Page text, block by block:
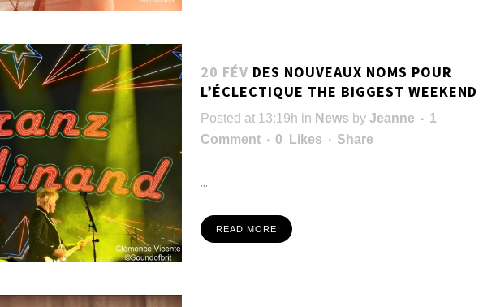
20 FÉV DES NOUVEAUX NOMS POUR
L’ÉCLECTIQUE THE BIGGEST WEEKEND
Posted at 13:19h in News by Jeanne
1
Comment
0 Likes Share
...
READ MORE